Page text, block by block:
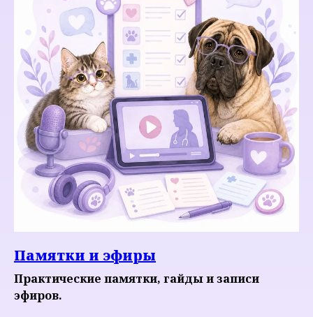
Памятки и эфиры
Практические памятки, гайды и записи
эфиров.